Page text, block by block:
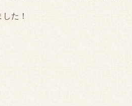
た！